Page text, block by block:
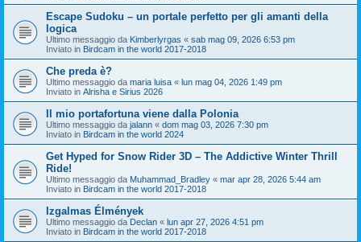
Escape Sudoku – un portale perfetto per gli amanti della
logica
Ultimo messaggio da Kimberlyrgas « sab mag 09, 2026 6:53 pm
Inviato in Birdcam in the world 2017-2018
Che preda è?
Ultimo messaggio da maria luisa « lun mag 04, 2026 1:49 pm
Inviato in Alrisha e Sirius 2026
Il mio portafortuna viene dalla Polonia
Ultimo messaggio da jalann « dom mag 03, 2026 7:30 pm
Inviato in Birdcam in the world 2024
Get Hyped for Snow Rider 3D – The Addictive Winter Thrill
Ride!
Ultimo messaggio da Muhammad_Bradley « mar apr 28, 2026 5:44 am
Inviato in Birdcam in the world 2017-2018
Izgalmas Élmények
Ultimo messaggio da Declan « lun apr 27, 2026 4:51 pm
Inviato in Birdcam in the world 2017-2018